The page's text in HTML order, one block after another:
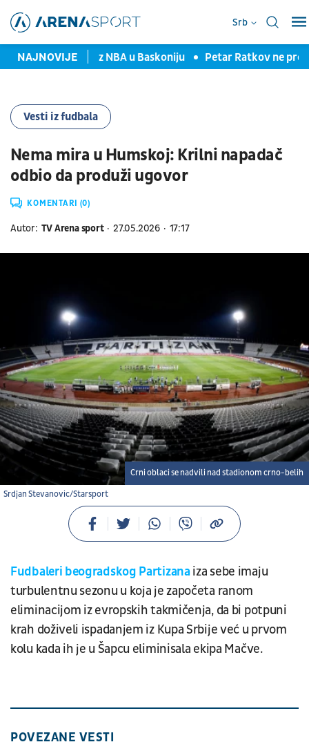
Srb
NAJNOVIJE
Vlahovića" Iz NBA u Baskoniju Petar Ratkov ne
Vesti iz fudbala
Nema mira u Humskoj: Krilni napadač
odbio da produži ugovor
KOMENTARI (0)
Autor: TV Arena sport 27.05.2026 17:17
Srdjan Stevanovic/Starsport
Crni oblaci se nadvili nad stadionom crno-belih
Fudbaleri beogradskog Partizanaiza sebe imaju
turbulentnu sezonu u koja je započeta ranom
eliminacijom iz evropskih takmičenja, da bi potpuni
krah doživeli ispadanjem iz Kupa Srbije već u prvom
kolu kada ih je u Šapcu eliminisala ekipa Mačve.
POVEZANE VESTI